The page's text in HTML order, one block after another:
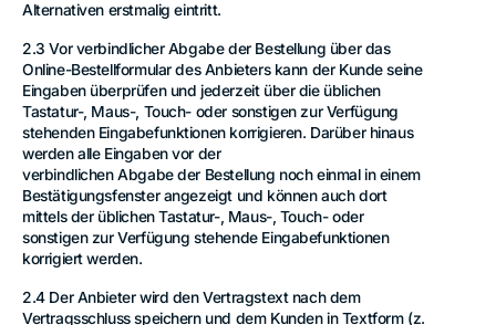
Alternativen erstmalig eintritt.
2.3 Vor verbindlicher Abgabe der Bestellung über das
Online-Bestellformular des Anbieters kann der Kunde seine
Eingaben überprüfen und jederzeit über die üblichen
Tastatur-, Maus-, Touch- oder sonstigen zur Verfügung
stehenden Eingabefunktionen korrigieren. Darüber hinaus
werden alle Eingaben vor der
verbindlichen Abgabe der Bestellung noch einmal in einem
Bestätigungsfenster angezeigt und können auch dort
mittels der üblichen Tastatur-, Maus-, Touch- oder
sonstigen zur Verfügung stehende Eingabefunktionen
korrigiert werden.
2.4 Der Anbieter wird den Vertragstext nach dem
Vertragsschluss speichern und dem Kunden in Textform (z.